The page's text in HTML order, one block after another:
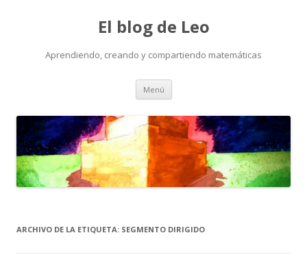
El blog de Leo
Aprendiendo, creando y compartiendo matemáticas
Menú Saltar
contenido
ARCHIVO DE LA ETIQUETA: SEGMENTO DIRIGIDO